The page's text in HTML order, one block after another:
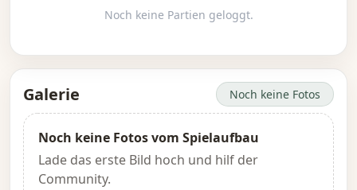
Noch keine Partien geloggt.
Galerie Noch keine Fotos
Noch keine Fotos vom Spielaufbau
Lade das erste Bild hoch und hilf der
Community.